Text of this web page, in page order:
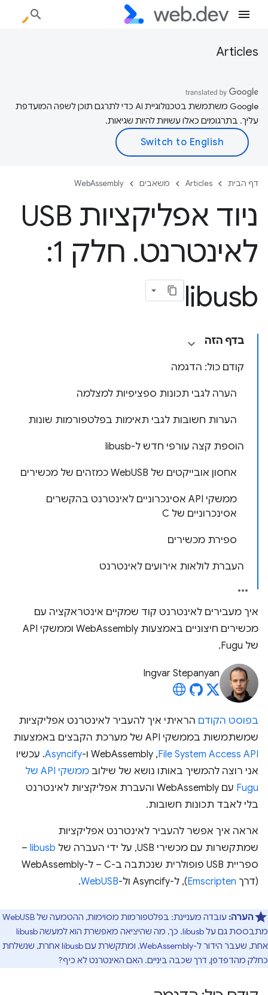
Articles
‫Google משתמשת בטכנולוגיית AI כדי לתרגם תוכן לשפה המועדפת
עליך. בתרגומים כאלו עשויות להיות שגיאות.
דף הבית Articles משאבים WebAssembly
ניוד אפליקציות USB
לאינטרנט.
חלק 1:
libusb
בדף הזה
קודם כול: הדגמה
הערה לגבי תכונות ספציפיות למצלמה
הערות חשובות לגבי תאימות בפלטפורמות שונות
הוספת קצה עורפי חדש ל-libusb
אחסון אובייקטים של WebUSB כמזהים של מכשירים
ממשקי API אסינכרוניים לאינטרנט בהקשרים
אסינכרוניים של C
ספירת מכשירים
העברת לולאות אירועים לאינטרנט
איך מעבירים לאינטרנט קוד שמקיים אינטראקציה עם
מכשירים חיצוניים באמצעות WebAssembly וממשקי API
של Fugu.
Ingvar Stepanyan
בפוסט הקודם הראיתי איך להעביר לאינטרנט אפליקציות
שמשתמשות בממשקי API של מערכת הקבצים באמצעות
File System Access API,‏ WebAssembly ו- Asyncify. עכשיו
אני רוצה להמשיך באותו נושא של שילוב
ממשקי API של
Fugu
עם WebAssembly והעברת אפליקציות לאינטרנט
בלי לאבד תכונות חשובות.
אראה איך אפשר להעביר לאינטרנט אפליקציות
שמתקשרות עם מכשירי USB, על ידי העברה של
libusb
–
ספריית USB פופולרית שנכתבה ב-C – ל-WebAssembly
(דרך Emscripten), ל-Asyncify ול- WebUSB
.
הערה:
עובדה מעניינת: בפלטפורמות מסוימות, ההטמעה של WebUSB
מתבססת גם על libusb. כך, מה שהיציאה מאפשרת הוא למעשה libusb
אחת, שעבר הידור ל-WebAssembly, ומתקשרת עם libusb אחרת, שנשלחת
כחלק מהדפדפן, דרך שכבה ביניים. האם האינטרנט לא כיף?